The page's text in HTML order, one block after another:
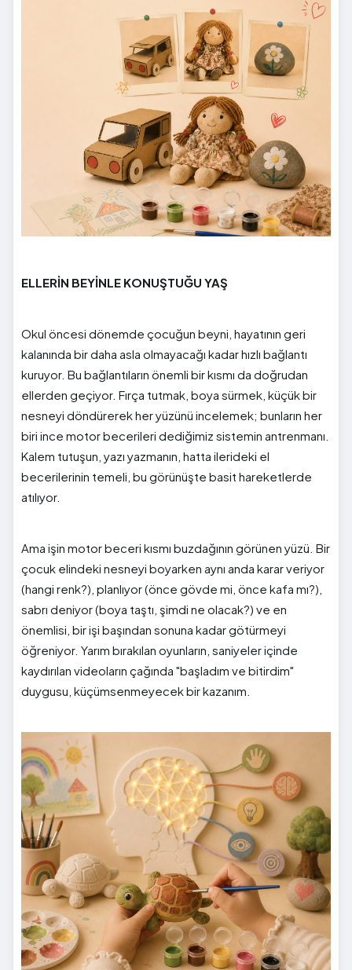
ELLERİN BEYİNLE KONUŞTUĞU YAŞ
Okul öncesi dönemde çocuğun beyni, hayatının geri
kalanında bir daha asla olmayacağı kadar hızlı bağlantı
kuruyor. Bu bağlantıların önemli bir kısmı da doğrudan
ellerden geçiyor. Fırça tutmak, boya sürmek, küçük bir
nesneyi döndürerek her yüzünü incelemek; bunların her
biri ince motor becerileri dediğimiz sistemin antrenmanı.
Kalem tutuşun, yazı yazmanın, hatta ilerideki el
becerilerinin temeli, bu görünüşte basit hareketlerde
atılıyor.
Ama işin motor beceri kısmı buzdağının görünen yüzü. Bir
çocuk elindeki nesneyi boyarken aynı anda karar veriyor
(hangi renk?), planlıyor (önce gövde mi, önce kafa mı?),
sabrı deniyor (boya taştı, şimdi ne olacak?) ve en
önemlisi, bir işi başından sonuna kadar götürmeyi
öğreniyor. Yarım bırakılan oyunların, saniyeler içinde
kaydırılan videoların çağında "başladım ve bitirdim"
duygusu, küçümsenmeyecek bir kazanım.